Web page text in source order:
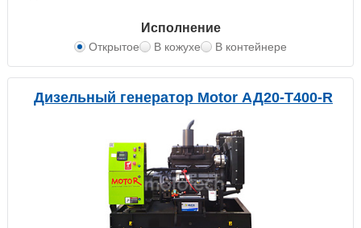
Исполнение
Открытое В кожухе В контейнере
Дизельный генератор Motor АД20-Т400-R